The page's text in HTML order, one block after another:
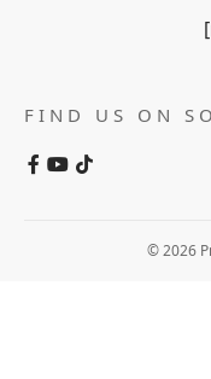
FIND US ON
© 2026